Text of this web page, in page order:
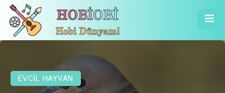
EVCIL HAYVAN